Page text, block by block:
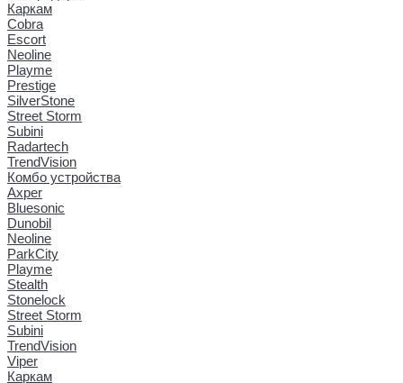
Каркам
Cobra
Escort
Neoline
Playme
Prestige
SilverStone
Street Storm
Subini
Radartech
TrendVision
Комбо устройства
Axper
Bluesonic
Dunobil
Neoline
ParkCity
Playme
Stealth
Stonelock
Street Storm
Subini
TrendVision
Viper
Каркам